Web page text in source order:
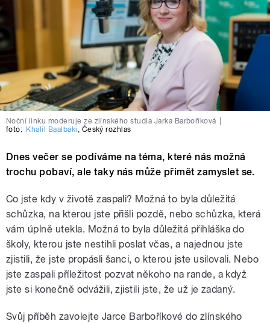
Noční linku moderuje ze zlínského studia Jarka Barboříková
foto: Khalil Baalbaki , Český rozhlas
Dnes večer se podíváme na téma, které nás možná
trochu pobaví, ale taky nás může přimět zamyslet se.
Co jste kdy v životě zaspali? Možná to byla důležitá
schůzka, na kterou jste přišli pozdě, nebo schůzka, která
vám úplně utekla. Možná to byla důležitá přihláška do
školy, kterou jste nestihli poslat včas, a najednou jste
zjistili, že jste propásli šanci, o kterou jste usilovali. Nebo
jste zaspali příležitost pozvat někoho na rande, a když
jste si konečně odvážili, zjistili jste, že už je zadaný.
Svůj příběh zavolejte Jarce Barboříkové do zlínského